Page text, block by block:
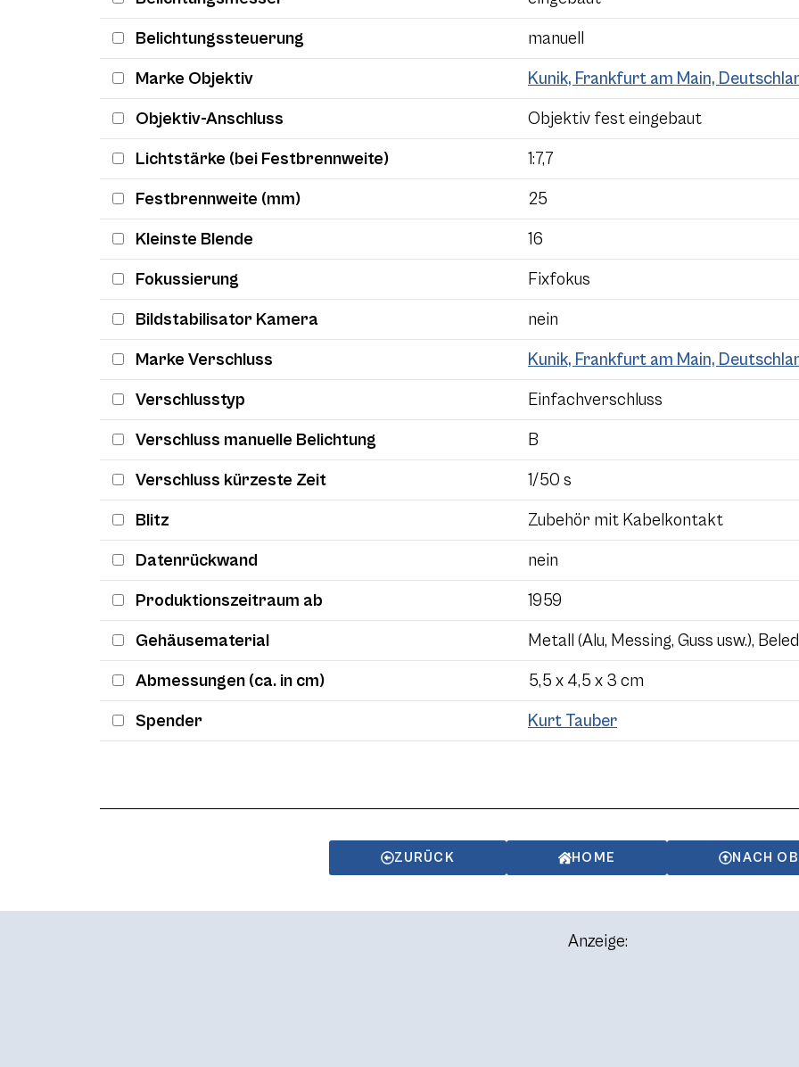
Belichtungssteuerung manuell
Marke Objektiv Kunik, Frankfurt am Main,
Objektiv-Anschluss Objektiv fest eingebaut
Lichtstärke (bei Festbrennweite) 1:7,7
Festbrennweite (mm) 25
Kleinste Blende 16
Fokussierung Fixfokus
Bildstabilisator Kamera nein
Marke Verschluss Kunik, Frankfurt am Main,
Verschlusstyp Einfachverschluss
Verschluss manuelle Belichtung B
Verschluss kürzeste Zeit 1/50 s
Blitz Zubehör mit Kabelkontakt
Datenrückwand nein
Produktionszeitraum ab 1959
Gehäusematerial Metall (Alu, Messing, Guss usw.),
Abmessungen (ca. in cm) 5,5 x 4,5 x 3 cm
Spender Kurt Tauber
ZURÜCK HOME NACH
Anzeige: